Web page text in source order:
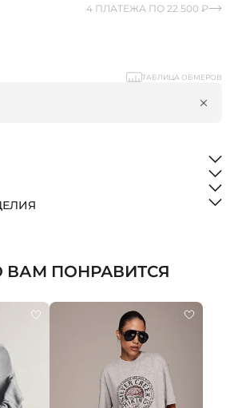
4 ПЛАТЕЖА ПО 22 500 ₽
ТАБЛИЦА ОБМЕРОВ
ПОНРАВИТСЯ